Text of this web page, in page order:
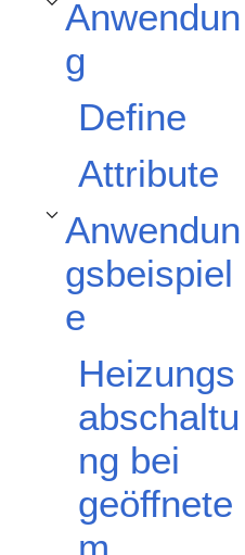
Anwendun
g
Unterabschnitt Anwendung
Define
Attribute
Anwendun
gsbeispiel
e
Unterabschnitt
Heizungs
abschaltu
ng bei
geöffnete